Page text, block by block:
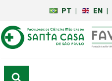
PT EN